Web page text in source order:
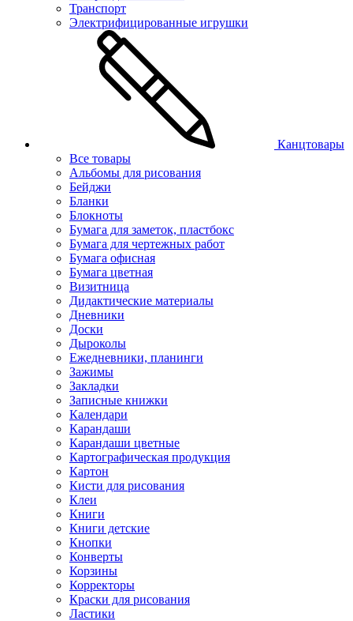
Транспорт
Электрифицированные игрушки
Канцтовары
Все товары
Альбомы для рисования
Бейджи
Бланки
Блокноты
Бумага для заметок, пластбокс
Бумага для чертежных работ
Бумага офисная
Бумага цветная
Визитница
Дидактические материалы
Дневники
Доски
Дыроколы
Ежедневники, планинги
Зажимы
Закладки
Записные книжки
Календари
Карандаши
Карандаши цветные
Картографическая продукция
Картон
Кисти для рисования
Клеи
Книги
Книги детские
Кнопки
Конверты
Корзины
Корректоры
Краски для рисования
Ластики